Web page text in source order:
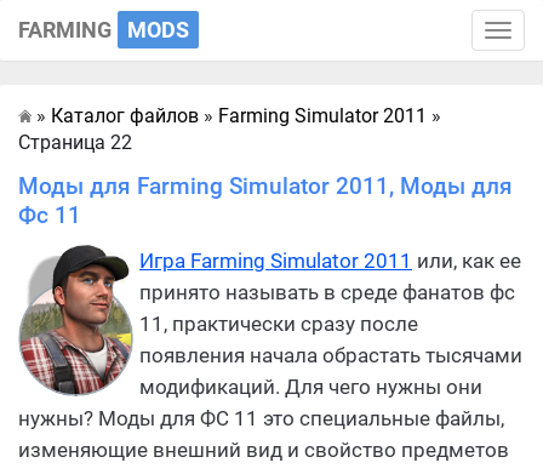
Toggle
FARMING MODS
Главная
» Каталог файлов » Farming Simulator 2011 »
Страница 22
Моды для Farming Simulator 2011, Моды для
Фс 11
Игра Farming Simulator 2011 или, как ее
принято называть в среде фанатов фс
11, практически сразу после
появления начала обрастать тысячами
модификаций. Для чего нужны они
нужны? Моды для ФС 11 это специальные файлы,
изменяющие внешний вид и свойство предметов